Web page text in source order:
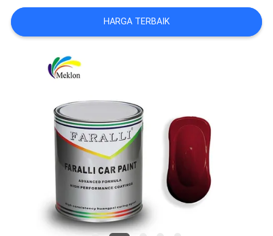
SUATU
SITEMAP
KEBIJAKAN
PRIVASI
HARGA TERBAIK